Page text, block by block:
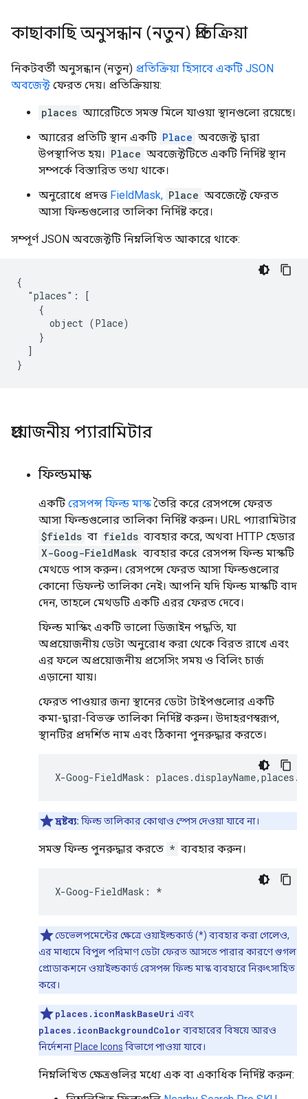
কাছাকাছি অনুসন্ধান (নতুন) প্রতিক্রিয়া
নিকটবর্তী অনুসন্ধান (নতুন) প্রতিক্রিয়া হিসাবে একটি JSON
অবজেক্ট ফেরত দেয়। প্রতিক্রিয়ায়:
places অ্যারেটিতে সমস্ত মিলে যাওয়া স্থানগুলো রয়েছে।
অ্যারের প্রতিটি স্থান একটি Place অবজেক্ট দ্বারা
উপস্থাপিত হয়। Place অবজেক্টটিতে একটি নির্দিষ্ট স্থান
সম্পর্কে বিস্তারিত তথ্য থাকে।
অনুরোধে প্রদত্ত FieldMask, Place অবজেক্টে ফেরত
আসা ফিল্ডগুলোর তালিকা নির্দিষ্ট করে।
সম্পূর্ণ JSON অবজেক্টটি নিম্নলিখিত আকারে থাকে:
{
  "places": [
    {
      object (Place)
    }
  ]
}
প্রয়োজনীয় প্যারামিটার
ফিল্ডমাস্ক
একটি রেসপন্স ফিল্ড মাস্কতৈরি করে রেসপন্সে ফেরত
আসা ফিল্ডগুলোর তালিকা নির্দিষ্ট করুন। URL প্যারামিটার
$fields বা fields ব্যবহার করে, অথবা HTTP হেডার
X-Goog-FieldMask ব্যবহার করে রেসপন্স ফিল্ড মাস্কটি
মেথডে পাস করুন। রেসপন্সে ফেরত আসা ফিল্ডগুলোর
কোনো ডিফল্ট তালিকা নেই। আপনি যদি ফিল্ড মাস্কটি বাদ
দেন, তাহলে মেথডটি একটি এরর ফেরত দেবে।
ফিল্ড মাস্কিং একটি ভালো ডিজাইন পদ্ধতি, যা
অপ্রয়োজনীয় ডেটা অনুরোধ করা থেকে বিরত রাখে এবং
এর ফলে অপ্রয়োজনীয় প্রসেসিং সময় ও বিলিং চার্জ
এড়ানো যায়।
ফেরত পাওয়ার জন্য স্থানের ডেটা টাইপগুলোর একটি
কমা-দ্বারা-বিভক্ত তালিকা নির্দিষ্ট করুন। উদাহরণস্বরূপ,
স্থানটির প্রদর্শিত নাম এবং ঠিকানা পুনরুদ্ধার করতে।
X-Goog-FieldMask : places .displayName, places .
দ্রষ্টব্য: ফিল্ড তালিকার কোথাও স্পেস দেওয়া যাবে না।
সমস্ত ফিল্ড পুনরুদ্ধার করতে * ব্যবহার করুন।
X-Goog-FieldMask : *
ডেভেলপমেন্টের ক্ষেত্রে ওয়াইল্ডকার্ড (*) ব্যবহার করা গেলেও,
এর মাধ্যমে বিপুল পরিমাণ ডেটা ফেরত আসতে পারার কারণে গুগল
প্রোডাকশনে ওয়াইল্ডকার্ড রেসপন্স ফিল্ড মাস্ক ব্যবহারে নিরুৎসাহিত
করে।
places.iconMaskBaseUri এবং
places.iconBackgroundColor ব্যবহারের বিষয়ে আরও
নির্দেশনা Place Icons বিভাগে পাওয়া যাবে।
নিম্নলিখিত ক্ষেত্রগুলির মধ্যে এক বা একাধিক নির্দিষ্ট করুন: